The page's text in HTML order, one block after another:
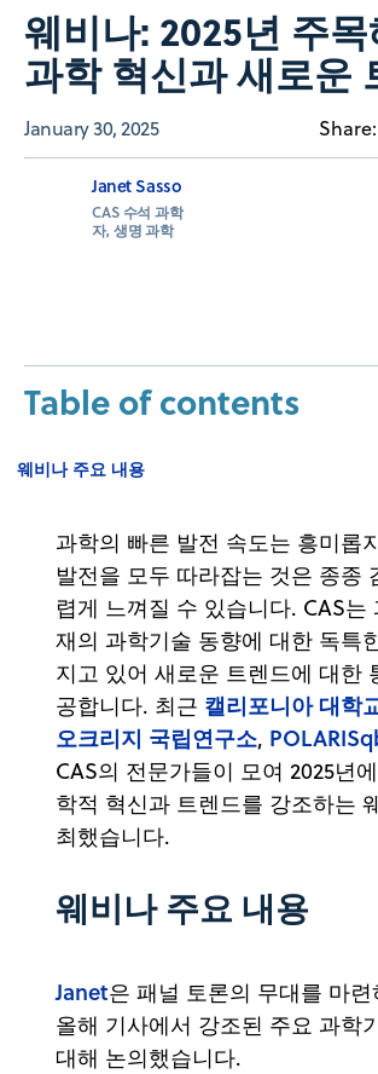
웨비나: 2025년 주
과학 혁신과 새로운
January 30, 2025 Share:
Janet Sasso
CAS 수석 과학
자, 생명 과학
Table of contents
웨비나 주요 내용
과학의 빠른 발전 속도는 흥미롭
발전을 모두 따라잡는 것은 종종
렵게 느껴질 수 있습니다. CAS는
재의 과학기술 동향에 대한 독특
지고 있어 새로운 트렌드에 대한
공합니다. 최근 캘리포니아 대학
오크리지 국립연구소,
CAS의 전문가들이 모여 2025년
학적 혁신과 트렌드를 강조하는
최했습니다.
웨비나 주요 내용
Janet은 패널 토론의 무대를 마련
올해 기사에서 강조된 주요 과학
대해 논의했습니다.